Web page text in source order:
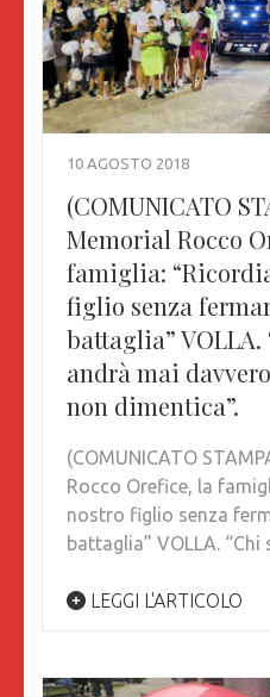
10 AGOSTO 2018
(COMUNICATO
Memorial Rocco
famiglia:
figlio senza
battaglia”
andrà mai
non dimentica”.
(COMUNICATO
Rocco Orefice, la
nostro figlio senza
battaglia” VOLLA.
LEGGI L'ARTICOLO